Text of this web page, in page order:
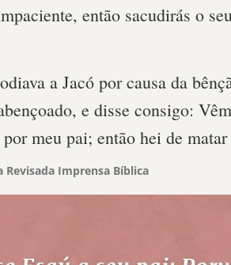
então sacudirás o
a Jacó por causa da
e disse consigo:
meu pai; então hei de
Revisada Imprensa Bíblica